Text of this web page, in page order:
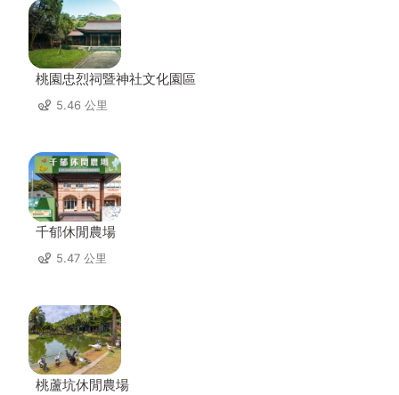
桃園忠烈祠暨神社文化園區
5.46 公里
千郁休閒農場
5.47 公里
桃蘆坑休閒農場